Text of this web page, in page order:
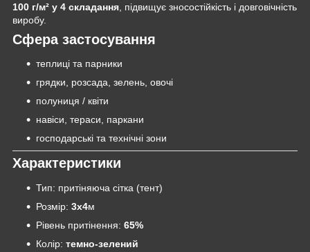
100 г/м² у 4 складання , підвищує зносостійкість і довговічність
виробу.
Сфера застосування
теплиці та парники
грядки, розсада, зелень, овочі
полуниця / квіти
навіси, тераси, паркани
господарські та технічні зони
Характеристики
Тип: притіняюча сітка (тент)
Розмір: 3х4м
Рівень притінення: 65%
Колір: темно-зелений